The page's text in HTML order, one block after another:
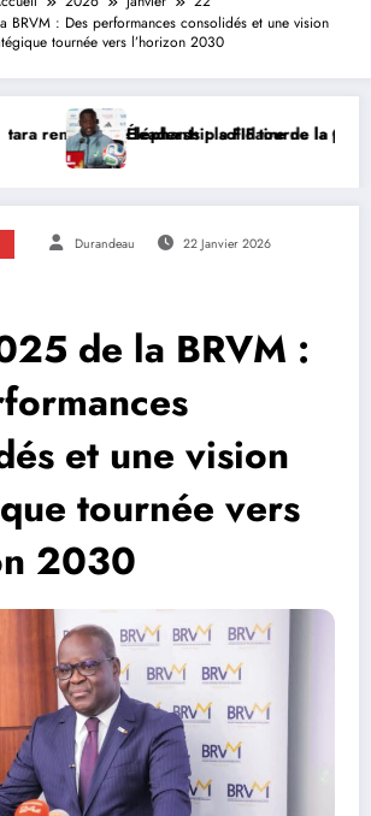
BRVM : Des performances consolidés et une vision
tournée vers l’horizon 2030
solidaire de la Côte d’Ivoire en Afrique
: la FIF tourne la page Emerse Faé
Durandeau 22 Janvier 2026
de la BRVM :
et une vision
tournée vers
2030